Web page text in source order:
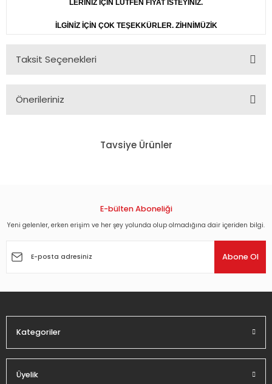
LERİNİZ İÇİN LÜTFEN FİYAT İSTEYİNİZ.
İLGİNİZ İÇİN ÇOK TEŞEKKÜRLER. ZİHNİMÜZİK
Taksit Seçenekleri
Önerileriniz
kullanarak tarafımıza iletebilirsiniz.
Ürün açıklamasında eksik bilgiler bulunuyor.
Ürün bilgilerinde hatalar bulunuyor.
Bu ürüne benzer farklı alternatifler olmalı.
Tavsiye Ürünler
AŞKIN DANSI - JE NE SUIS PAS LÀ POUR ÊTRE AIMÉ - STÉPHANE BRIZÉ - DVD 2.EL
E-bülten Aboneliği
Yeni gelenler, erken erişim ve her şey yolunda olup olmadığına dair içeriden bilgi.
Abone Ol
Kategoriler
Üyelik